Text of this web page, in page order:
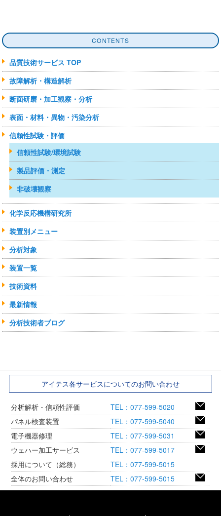
CONTENTS
品質技術サービス TOP
故障解析・構造解析
断面研磨・加工観察・分析
表面・材料・異物・汚染分析
信頼性試験・評価
信頼性試験/環境試験
製品評価・測定
非破壊観察
化学反応機構研究所
装置別メニュー
分析対象
装置一覧
技術資料
最新情報
分析技術者ブログ
アイテス各サービスについてのお問い合わせ
分析解析・信頼性評価
TEL：077-599-5020
パネル検査装置
TEL：077-599-5040
電子機器修理
TEL：077-599-5031
ウェハー加工サービス
TEL：077-599-5017
採用について（総務）
TEL：077-599-5015
全体のお問い合わせ
TEL：077-599-5015